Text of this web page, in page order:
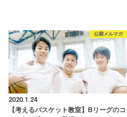
公開メルマガ
2020.1.24
【考えるバスケット教室】Bリーグのコ